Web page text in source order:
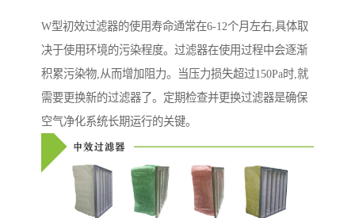
W型初效过滤器的使用寿命通常在6-12个月左右,具体取
决于使用环境的污染程度。过滤器在使用过程中会逐渐
积累污染物,从而增加阻力。当压力损失超过150Pa时,就
需要更换新的过滤器了。定期检查并更换过滤器是确保
空气净化系统长期运行的关键。